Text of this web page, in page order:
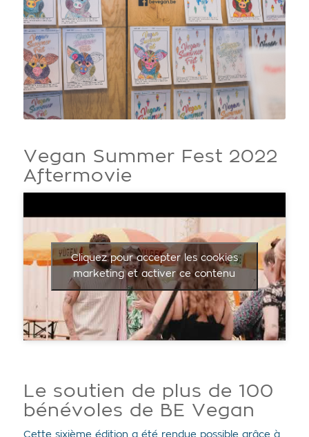
Vegan Summer Fest 2022
Aftermovie
Cliquez pour accepter les cookies
marketing et activer ce contenu
Le soutien de plus de 100
bénévoles de BE Vegan